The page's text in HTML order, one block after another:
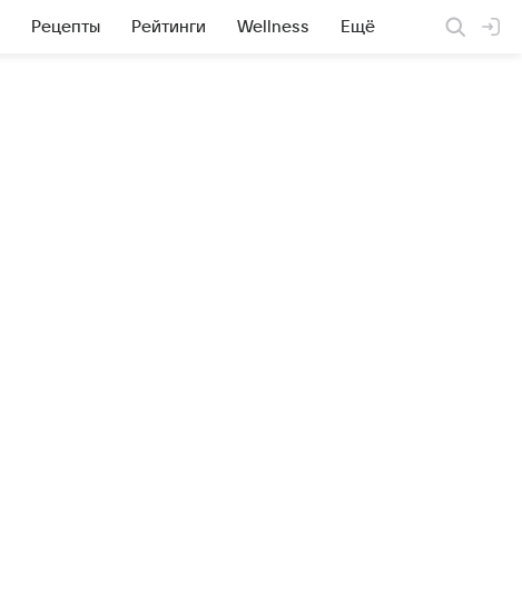
Рецепты Рейтинги Wellness Ещё